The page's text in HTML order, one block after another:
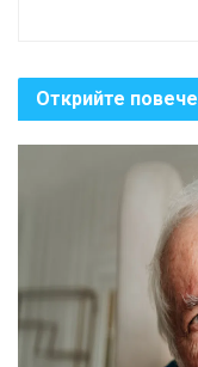
Открийте повече